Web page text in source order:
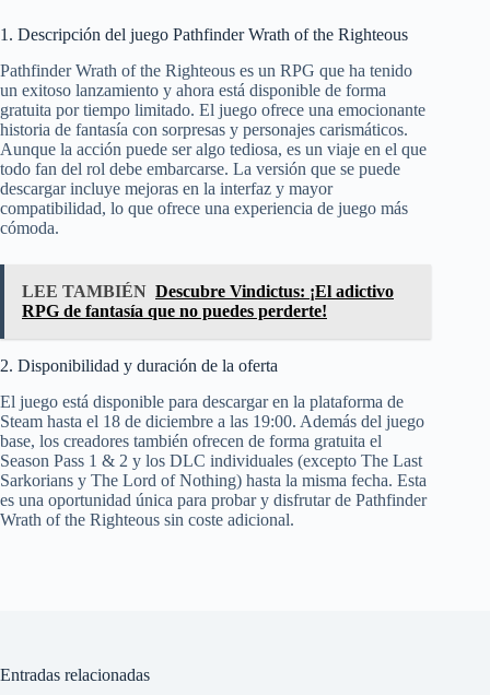
1. Descripción del juego Pathfinder Wrath of the Righteous
Pathfinder Wrath of the Righteous es un RPG que ha tenido
un exitoso lanzamiento y ahora está disponible de forma
gratuita por tiempo limitado. El juego ofrece una emocionante
historia de fantasía con sorpresas y personajes carismáticos.
Aunque la acción puede ser algo tediosa, es un viaje en el que
todo fan del rol debe embarcarse. La versión que se puede
descargar incluye mejoras en la interfaz y mayor
compatibilidad, lo que ofrece una experiencia de juego más
cómoda.
LEE TAMBIÉN Descubre Vindictus: ¡El adictivo
RPG de fantasía que no puedes perderte!
2. Disponibilidad y duración de la oferta
El juego está disponible para descargar en la plataforma de
Steam hasta el 18 de diciembre a las 19:00. Además del juego
base, los creadores también ofrecen de forma gratuita el
Season Pass 1 & 2 y los DLC individuales (excepto The Last
Sarkorians y The Lord of Nothing) hasta la misma fecha. Esta
es una oportunidad única para probar y disfrutar de Pathfinder
Wrath of the Righteous sin coste adicional.
Entradas relacionadas